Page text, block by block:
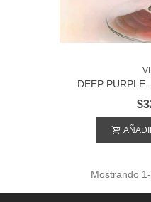
DEEP PURPLE
Mostrando 1